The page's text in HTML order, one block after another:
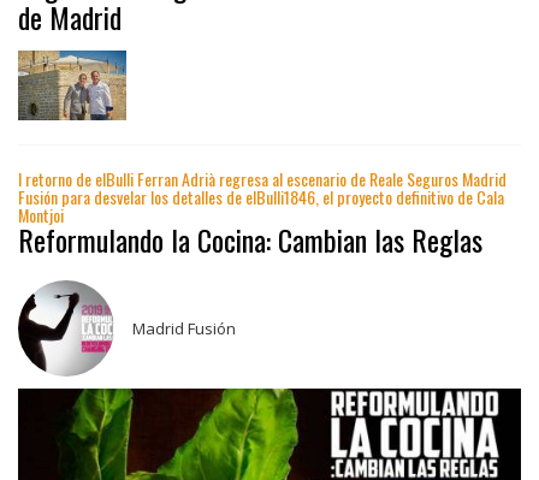
de Madrid
l retorno de elBulli Ferran Adrià regresa al escenario de Reale Seguros Madrid
Fusión para desvelar los detalles de elBulli1846, el proyecto definitivo de Cala
Montjoi
Reformulando la Cocina: Cambian las Reglas
Madrid Fusión